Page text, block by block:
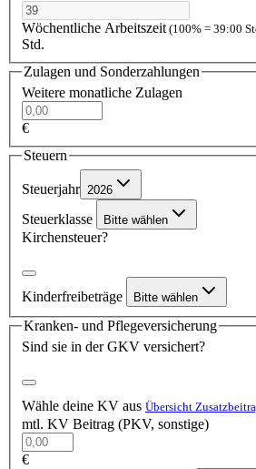
Wöchentliche Arbeitszeit (100% = 39:00
Std.
Zulagen und Sonderzahlungen
Weitere monatliche Zulagen
€
Steuern
Steuerjahr 2026
Steuerklasse Bitte wählen
Kirchensteuer?
Kinderfreibeträge Bitte wählen
Kranken- und Pflegeversicherung
Sind sie in der GKV versichert?
Wähle deine KV aus Übersicht
mtl. KV Beitrag (PKV, sonstige)
€